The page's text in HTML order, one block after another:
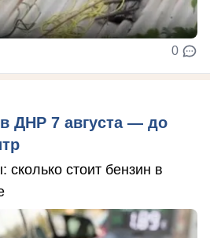
0
ДНР 7 августа — до
сколько стоит бензин в